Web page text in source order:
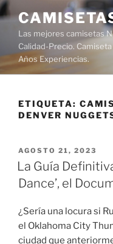
Saltar
al
contenido
Las mejores camisetas
Calidad-Precio.
Años Experiencias.
ETIQUETA:
DENVER
PUBLICADO
EL
AGOSTO 21, 2023
La Guía
Dance’, el
¿Sería una locura si
el Oklahoma City
ciudad que